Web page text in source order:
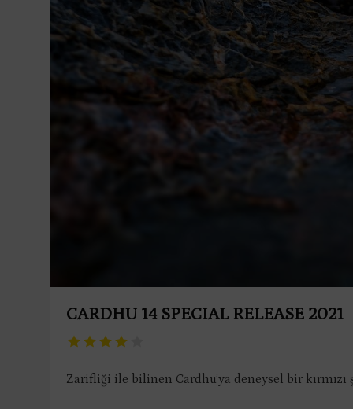
CARDHU 14 SPECIAL RELEASE 2021
Zarifliği ile bilinen Cardhu’ya deneysel bir kırmızı